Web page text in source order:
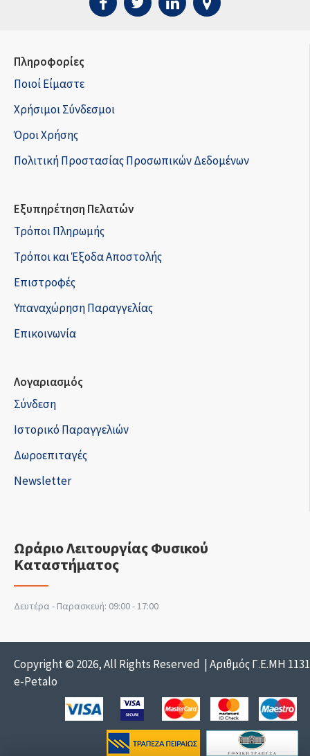
Πληροφορίες
Ποιοί Είμαστε
Χρήσιμοι Σύνδεσμοι
Όροι Χρήσης
Πολιτική Προστασίας Προσωπικών Δεδομένων
Εξυπηρέτηση Πελατών
Τρόποι Πληρωμής
Τρόποι και Έξοδα Αποστολής
Επιστροφές
Υπαναχώρηση Παραγγελίας
Επικοινωνία
Λογαριασμός
Σύνδεση
Ιστορικό Παραγγελιών
Δωροεπιταγές
Newsletter
Ωράριο Λειτουργίας Φυσικού
Καταστήματος
Δευτέρα - Παρασκευή: 09:00 - 17:00
Copyright © 2026, All Rights Reserved | Αριθμός Γ.Ε.ΜΗ
e-Petalo